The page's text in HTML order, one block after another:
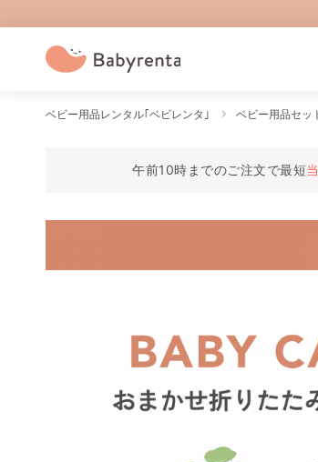
ベビー用品レンタル｢ベビレンタ｣ ベビー用品セッ
午前10時までのご注文で最短